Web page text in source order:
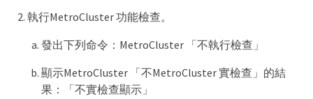
執行MetroCluster 功能檢查。
發出下列命令：MetroCluster 「不執行檢查」
顯示MetroCluster 「不MetroCluster 實檢查」的結
果：「不實檢查顯示」